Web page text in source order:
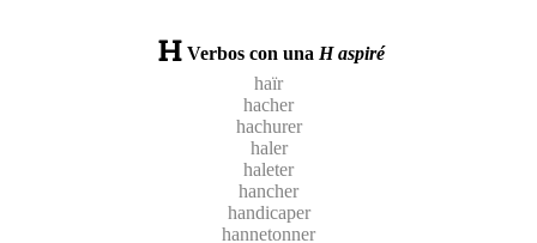
Verbos con una H aspiré
haïr
hacher
hachurer
haler
haleter
hancher
handicaper
hannetonner